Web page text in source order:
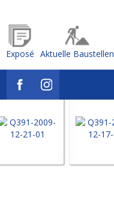
Exposé Aktuelle Baustellen